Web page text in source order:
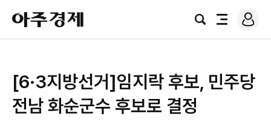
아
주
경
검
전
로
그
[6·3지방선거]임지락 후보, 민주당
전남 화순군수 후보로 결정